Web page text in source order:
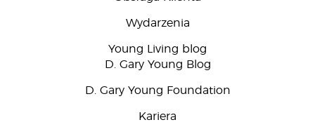
Wydarzenia
Young Living blog
D. Gary Young Blog
D. Gary Young Foundation
Kariera